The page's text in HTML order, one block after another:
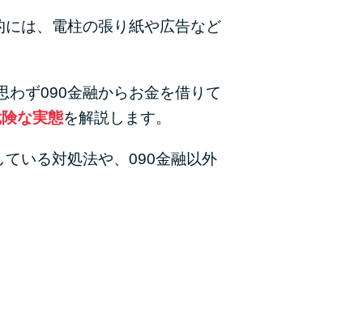
集ページ
カードローンの見直しで40万円得した話
は、電柱の張り紙や広告など
わず090金融からお金を借りて
な実態を解説します。
いる対処法や、090金融以外